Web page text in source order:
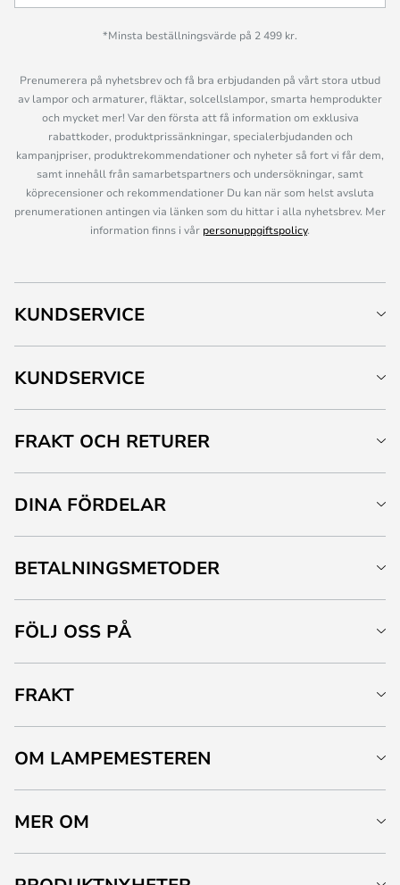
*Minsta beställningsvärde på 2 499 kr.
Prenumerera på nyhetsbrev och få bra erbjudanden på vårt stora utbud
av lampor och armaturer, fläktar, solcellslampor, smarta hemprodukter
och mycket mer! Var den första att få information om exklusiva
rabattkoder, produktprissänkningar, specialerbjudanden och
kampanjpriser, produktrekommendationer och nyheter så fort vi får dem,
samt innehåll från samarbetspartners och undersökningar, samt
köprecensioner och rekommendationer Du kan när som helst avsluta
prenumerationen antingen via länken som du hittar i alla nyhetsbrev. Mer
information finns i vår personuppgiftspolicy.
KUNDSERVICE
KUNDSERVICE
FRAKT OCH RETURER
DINA FÖRDELAR
BETALNINGSMETODER
FÖLJ OSS PÅ
FRAKT
OM LAMPEMESTEREN
MER OM